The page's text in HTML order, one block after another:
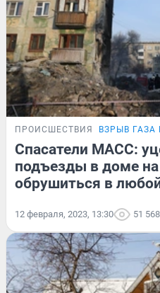
ПРОИСШЕСТВИЯ ВЗРЫВ
Спасатели МАСС:
подъезды в доме
обрушиться в
12 февраля, 2023, 13:30 51 568